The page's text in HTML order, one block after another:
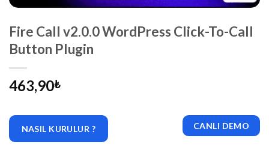
Fire Call v2.0.0 WordPress Click-To-Call
Button Plugin
463,90₺
NASIL KURULUR ? CANLI DEMO